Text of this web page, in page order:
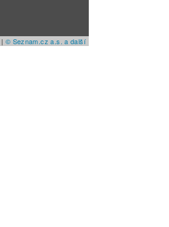
| © Seznam.cz a.s. a další